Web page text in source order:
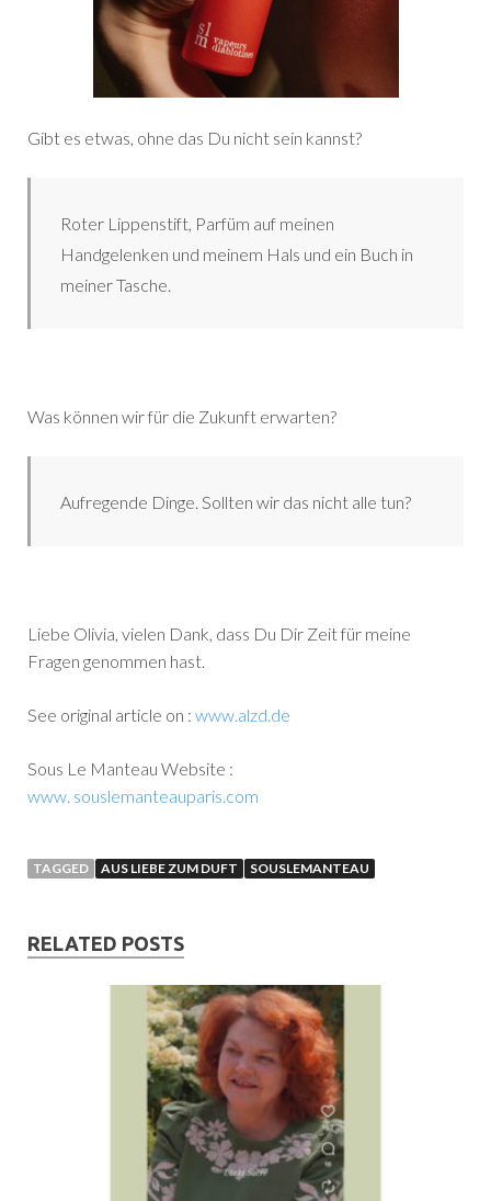
Gibt es etwas, ohne das Du nicht sein kannst?
Roter Lippenstift, Parfüm auf meinen
Handgelenken und meinem Hals und ein Buch in
meiner Tasche.
Was können wir für die Zukunft erwarten?
Aufregende Dinge. Sollten wir das nicht alle tun?
Liebe Olivia, vielen Dank, dass Du Dir Zeit für meine
Fragen genommen hast.
See original article on : www.alzd.de
Sous Le Manteau Website :
www. souslemanteauparis.com
TAGGED AUS LIEBE ZUM DUFT SOUSLEMANTEAU
RELATED POSTS